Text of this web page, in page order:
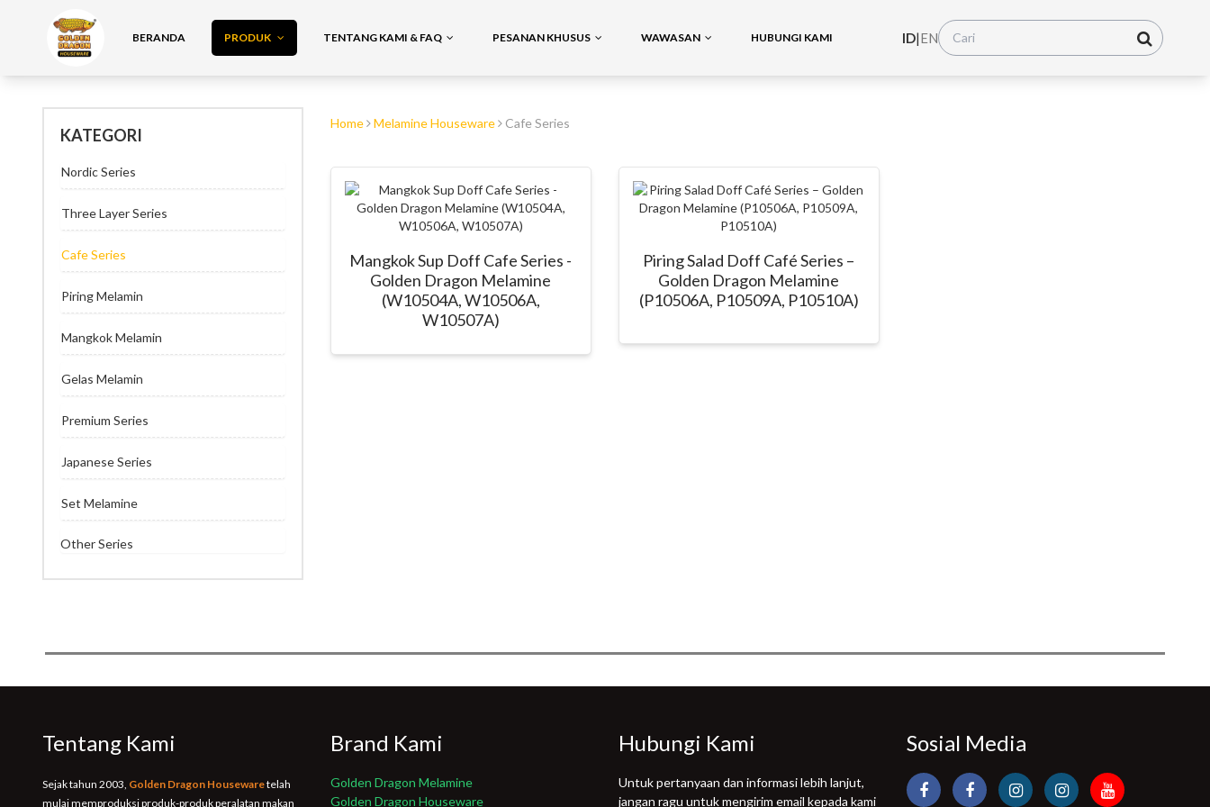
BERANDA PRODUK TENTANG KAMI & FAQ PESANAN KHUSUS WAWASAN HUBUNGI KAMI ID|EN
KATEGORI
Nordic Series
Three Layer Series
Cafe Series
Piring Melamin
Mangkok Melamin
Gelas Melamin
Premium Series
Japanese Series
Set Melamine
Other Series
Home Melamine Houseware Cafe Series
Mangkok Sup Doff Cafe Series -
Golden Dragon Melamine
(W10504A, W10506A,
W10507A)
Piring Salad Doff Café Series –
Golden Dragon Melamine
(P10506A, P10509A, P10510A)
Tentang Kami
Sejak tahun 2003, Golden Dragon Housewaretelah
mulai memproduksi produk-produk peralatan makan
Brand Kami
Golden Dragon Melamine
Golden Dragon Houseware
Hubungi Kami
Untuk pertanyaan dan informasi lebih lanjut,
jangan ragu untuk mengirim email kepada kami
Sosial Media